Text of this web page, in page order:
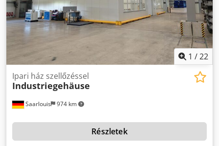
1 /22
Saarlouis 974 km
Ipari ház szellőzéssel
Industriegehäuse
Részletek